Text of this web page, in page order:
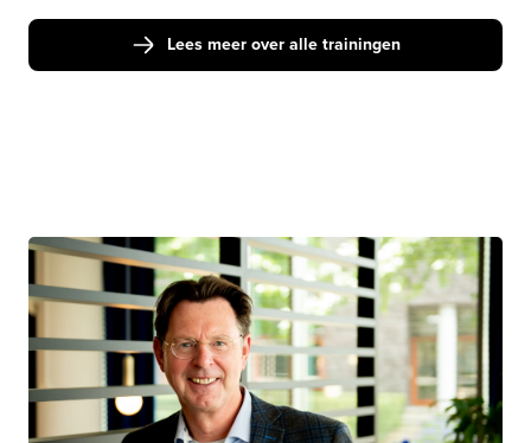
Lees meer over alle trainingen